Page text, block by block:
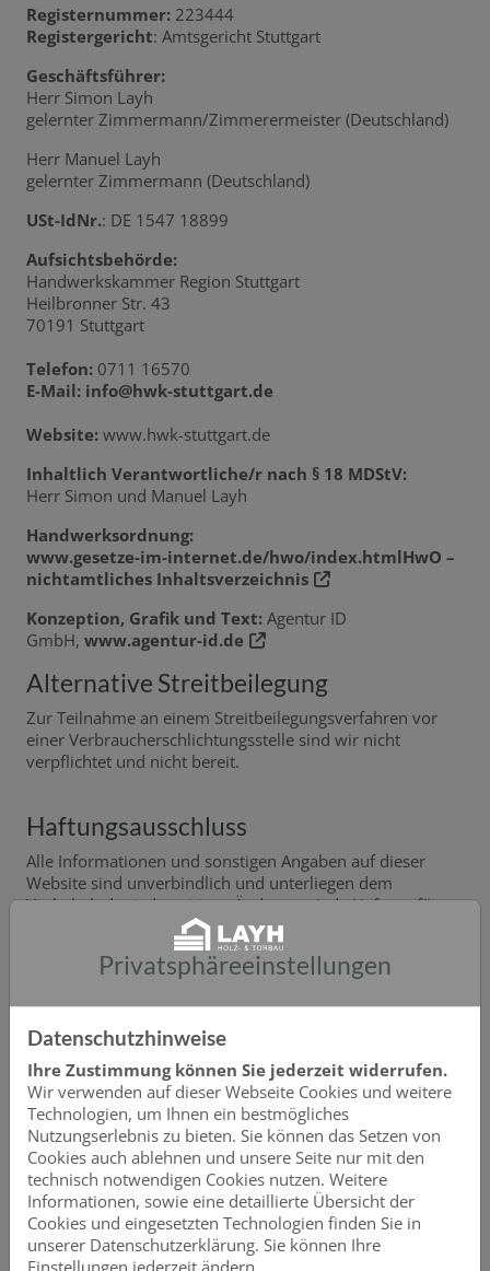
Registernummer: 223444
Registergericht: Amtsgericht Stuttgart
Geschäftsführer:
Herr Simon Layh
gelernter Zimmermann/Zimmerermeister (Deutschland)
Herr Manuel Layh
gelernter Zimmermann (Deutschland)
USt-IdNr.: DE 1547 18899
Aufsichtsbehörde:
Handwerkskammer Region Stuttgart
Heilbronner Str. 43
70191 Stuttgart
Telefon: 0711 16570
E-Mail: info@hwk-stuttgart.de
Website: www.hwk-stuttgart.de
Inhaltlich Verantwortliche/r nach § 18 MDStV:
Herr Simon und Manuel Layh
Handwerksordnung:
www.gesetze-im-internet.de/hwo/index.htmlHwO –
nichtamtliches Inhaltsverzeichnis
Konzeption, Grafik und Text: Agentur ID
GmbH, www.agentur-id.de
Alternative Streitbeilegung
Zur Teilnahme an einem Streitbeilegungsverfahren vor
einer Verbraucherschlichtungsstelle sind wir nicht
verpflichtet und nicht bereit.
Haftungsausschluss
Alle Informationen und sonstigen Angaben auf dieser
Website sind unverbindlich und unterliegen dem
Vorbehalt der jederzeitigen Änderung. Jede Haftung für
die Richtigkeit und Vollständigkeit der Informationen sind
ausgeschlossen. Alle auf unseren Internetseiten
veröffentlichten Informationen wurden nach bestem
unverbindlich und bilden keinerlei Rechtsansprüche
insbesondere nicht für unmittelbare oder mittelbare
Haftungsausschluss für externe Inhalte
und Links
Unsere Website enthält Inhalte von Drittanbietern (z. B.
eingebettete Tools oder Inhalte über iFrames) sowie Links
zu externen Websites. Diese Inhalte und Links werden
bereitgestellt, um Ihnen zusätzliche Informationen oder
Privatsphäre­einstellungen
Datenschutzhinweise
Ihre Zustimmung können Sie jederzeit widerrufen.
Wir verwenden auf dieser Webseite Cookies und weitere
Technologien, um Ihnen ein bestmögliches
Nutzungserlebnis zu bieten. Sie können das Setzen von
Cookies auch ablehnen und unsere Seite nur mit den
technisch notwendigen Cookies nutzen. Weitere
Informationen, sowie eine detaillierte Übersicht der
Cookies und eingesetzten Technologien finden Sie in
unserer Datenschutzerklärung. Sie können Ihre